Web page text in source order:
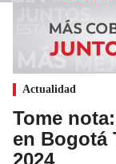
Actualidad
Tome
en Bogotá
2024